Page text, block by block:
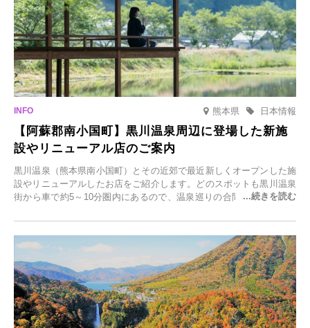
熊本県 日本情報
【阿蘇郡南小国町】黒川温泉周辺に登場した新施
設やリニューアル店のご案内
黒川温泉（熊本県南小国町）とその近郊で最近新しくオープンした施
設やリニューアルしたお店をご紹介します。どのスポットも黒川温泉
街から車で約5～10分圏内にあるので、温泉巡りの合間に気軽に立ち
元食材にこだわったレストランなど、多彩な魅力が満載です。黒川温
泉の新たな楽しみとしてチェックしてみてください。